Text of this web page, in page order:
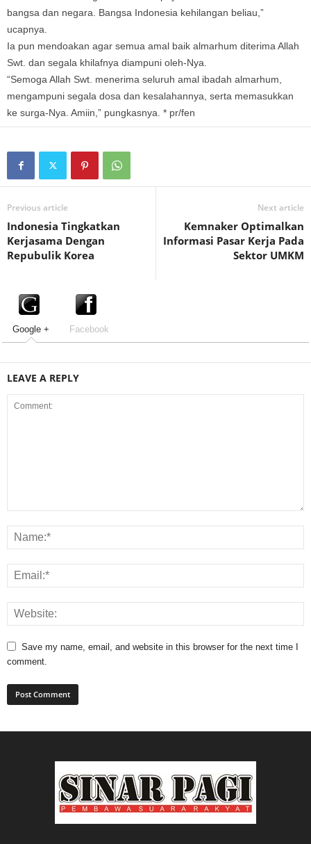
bangsa dan negara. Bangsa Indonesia kehilangan beliau,”
ucapnya.
Ia pun mendoakan agar semua amal baik almarhum diterima Allah
Swt. dan segala khilafnya diampuni oleh-Nya.
“Semoga Allah Swt. menerima seluruh amal ibadah almarhum,
mengampuni segala dosa dan kesalahannya, serta memasukkan
ke surga-Nya. Amiin,” pungkasnya. * pr/fen
Previous article
Indonesia Tingkatkan
Kerjasama Dengan
Repubulik Korea
Next article
Kemnaker Optimalkan
Informasi Pasar Kerja Pada
Sektor UMKM
Google + Facebook
LEAVE A REPLY
Save my name, email, and website in this browser for the next time I
comment.